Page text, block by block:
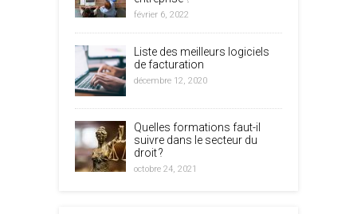
février 6, 2022
Liste des meilleurs logiciels
de facturation
décembre 12, 2020
Quelles formations faut-il
suivre dans le secteur du
droit ?
octobre 24, 2021